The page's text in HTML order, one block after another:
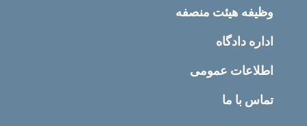
وظیفه هیئت منصفه
اداره دادگاه
اطلاعات عمومی
تماس با ما